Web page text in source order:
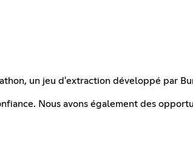
un jeu d'extraction développé par
Nous avons également des